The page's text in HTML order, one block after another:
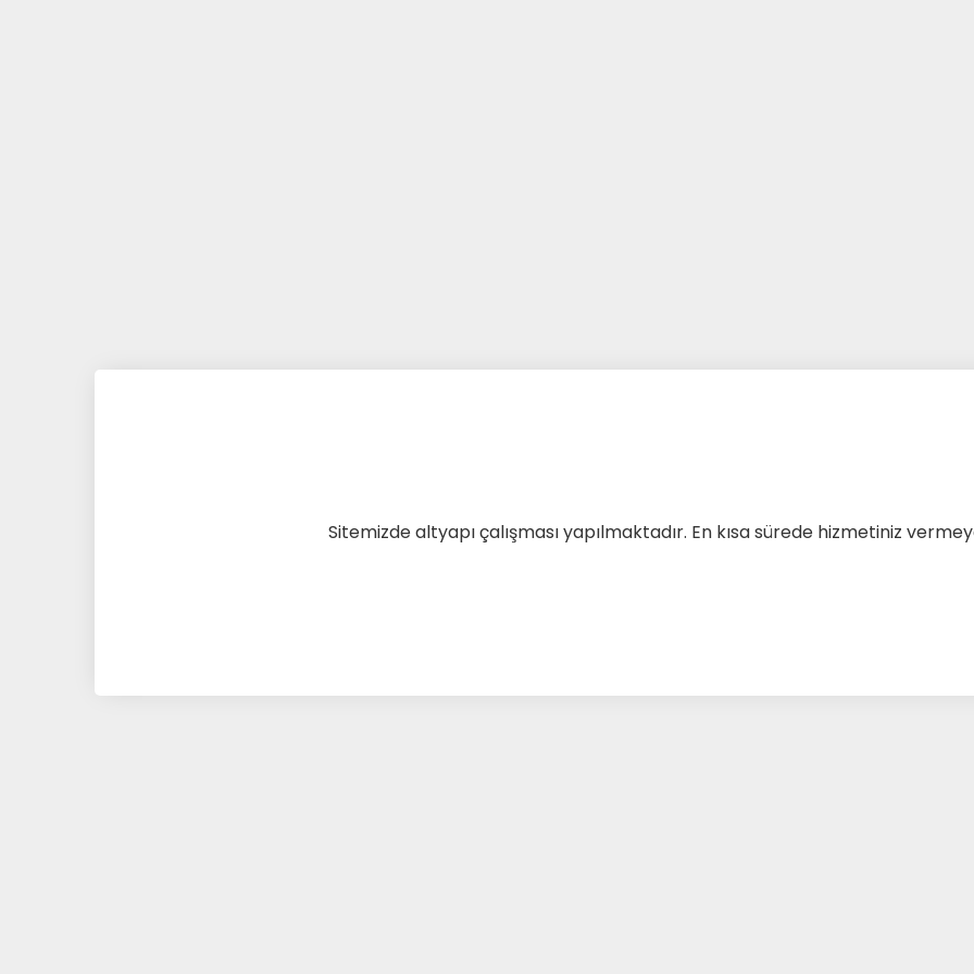
Sitemizde altyapı çalışması yapılmaktadır. En kısa sürede hizmetiniz